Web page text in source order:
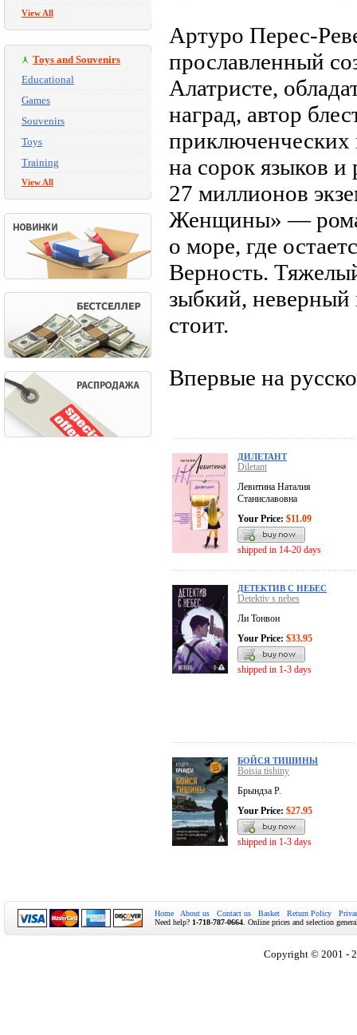
View All
Toys and Souvenirs
Educational
Games
Souvenirs
Toys
Training
View All
Артуро Перес-
прославленный
Алатристе,
наград, автор
приключенческих
на сорок языков
27 миллионов
Женщины» —
о море, где
Верность.
зыбкий, неверный
стоит.
Впервые на
ДИЛЕТАНТ
Diletant
Левитина Наталия
Станиславовна
Your Price: $11.09
shipped in 14-20 days
ДЕТЕКТИВ С НЕБЕС
Detektiv s nebes
Ли Тонвон
Your Price: $33.95
shipped in 1-3 days
БОЙСЯ ТИШИНЫ
Boisia tishiny
Брындза Р.
Your Price: $27.95
shipped in 1-3 days
Home About us Contact us Basket Return Policy
Need help? 1-718-787-0664 . Online prices and selection
Copyright © 2001 -